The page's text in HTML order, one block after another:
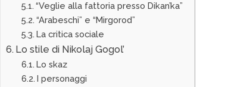
“Veglie alla fattoria presso Dikan’ka”
“Arabeschi” e “Mirgorod”
La critica sociale
Lo stile di Nikolaj Gogol’
Lo skaz
I personaggi